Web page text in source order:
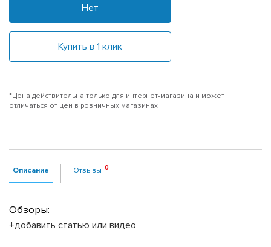
Нет
Купить в 1 клик
*Цена действительна только для интернет-магазина и может
отличаться от цен в розничных магазинах
Описание Отзывы
Обзоры:
+добавить статью или видео